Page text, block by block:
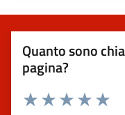
Quanto sono
pagina?